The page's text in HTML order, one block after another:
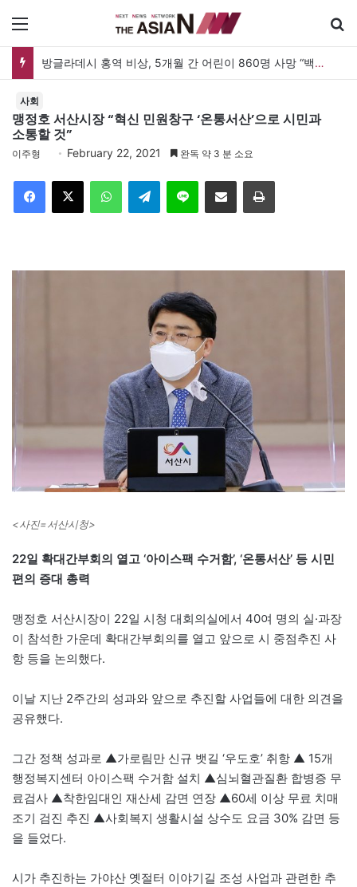
방글라데시 홍역 비상, 5개월 간 어린이 860명 사망 “백신 조달 시스템 변경이 화근”
사회
맹정호 서산시장 “혁신 민원창구 ‘온통서산’으로 시민과
소통할 것”
이주형 February 22, 2021 완독 약 3 분 소요
Telegram 이메일
<사진=서산시청>
22일 확대간부회의 열고 ‘아이스팩 수거함’, ‘온통서산’ 등 시민
편의 증대 총력
맹정호 서산시장이 22일 시청 대회의실에서 40여 명의 실·과장
이 참석한 가운데 확대간부회의를 열고 앞으로 시 중점추진 사
항 등을 논의했다.
이날 지난 2주간의 성과와 앞으로 추진할 사업들에 대한 의견을
공유했다.
그간 정책 성과로 ▲가로림만 신규 뱃길 ‘우도호’ 취항 ▲ 15개
행정복지센터 아이스팩 수거함 설치 ▲심뇌혈관질환 합병증 무
료검사 ▲착한임대인 재산세 감면 연장 ▲60세 이상 무료 치매
조기 검진 추진 ▲사회복지 생활시설 상수도 요금 30% 감면 등
을 들었다.
시가 추진하는 가야산 옛절터 이야기길 조성 사업과 관련한 추